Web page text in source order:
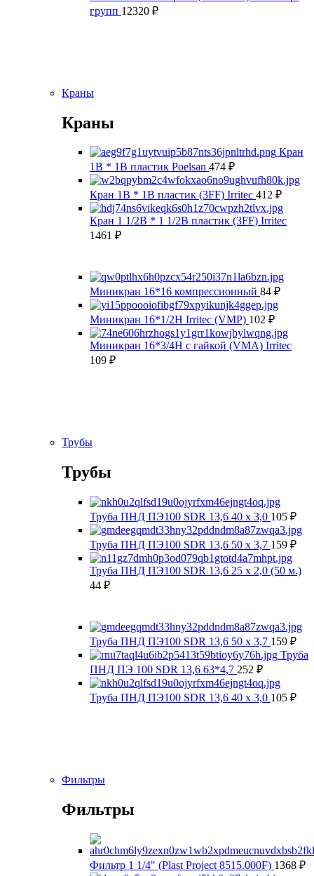
групп 12320 ₽
Краны
Краны
Кран
1В * 1В пластик Poelsan 474 ₽
Кран 1В * 1В пластик (3FF) Irritec 412 ₽
Кран 1 1/2В * 1 1/2В пластик (3FF) Irritec
1461 ₽
Миникран 16*16 компрессионный 84 ₽
Миникран 16*1/2Н Irritec (VMP) 102 ₽
Миникран 16*3/4Н с гайкой (VMA) Irritec
109 ₽
Трубы
Трубы
Труба ПНД ПЭ100 SDR 13,6 40 х 3,0 105 ₽
Труба ПНД ПЭ100 SDR 13,6 50 х 3,7 159 ₽
Труба ПНД ПЭ100 SDR 13,6 25 х 2,0 (50 м.)
44 ₽
Труба ПНД ПЭ100 SDR 13,6 50 х 3,7 159 ₽
Труба
ПНД ПЭ 100 SDR 13,6 63*4,7 252 ₽
Труба ПНД ПЭ100 SDR 13,6 40 х 3,0 105 ₽
Фильтры
Фильтры
Фильтр 1 1/4" (Plast Project 8515.000F) 1368 ₽